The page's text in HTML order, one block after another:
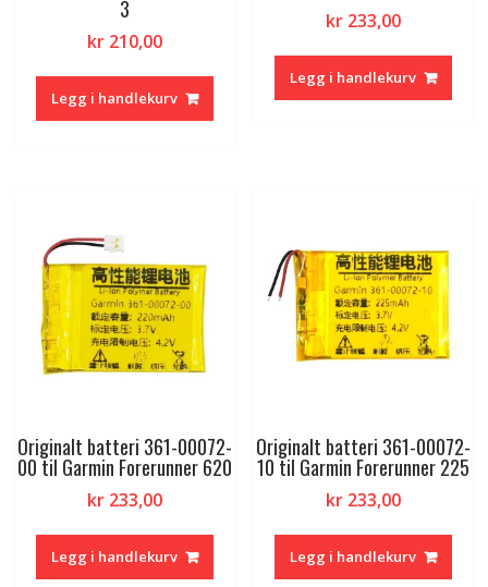
3
kr 210,00
Legg i handlekurv
kr233,00
Legg i handlekurv
Originalt batteri 361-00072-
00 til Garmin Forerunner 620
kr 233,00
Legg i handlekurv
Originalt batteri 361-00072-
10 til Garmin Forerunner 225
kr233,00
Legg i handlekurv